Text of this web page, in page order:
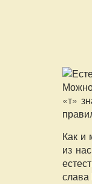
«т»
Как и
из
слава